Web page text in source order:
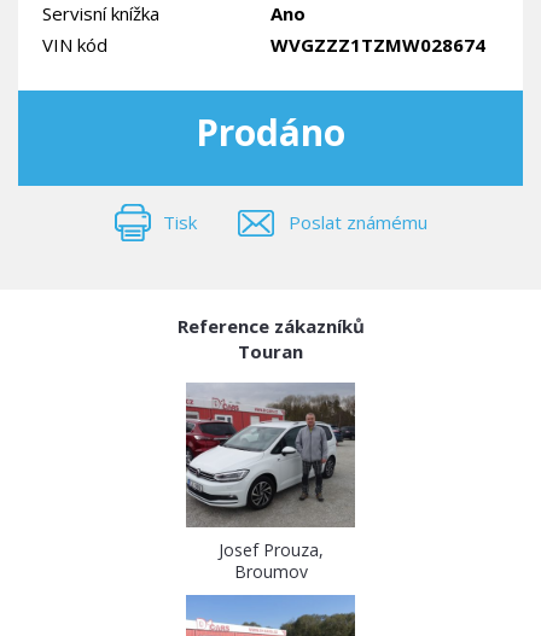
Servisní knížka
Ano
VIN kód
WVGZZZ1TZMW028674
Prodáno
Tisk Poslat známému
Reference zákazníků
Touran
Josef Prouza,
Broumov